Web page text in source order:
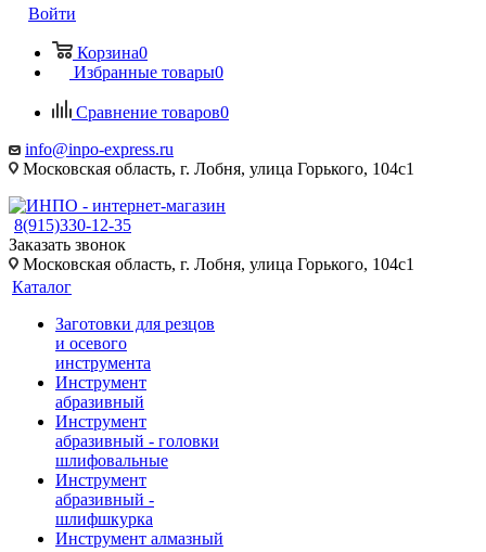
Войти
Корзина0
Избранные товары0
Сравнение товаров0
info@inpo-express.ru
Московская область, г. Лобня, улица Горького, 104с1
8(915)330-12-35
Заказать звонок
Московская область, г. Лобня, улица Горького, 104с1
Каталог
Заготовки для резцов
и осевого
инструмента
Инструмент
абразивный
Инструмент
абразивный - головки
шлифовальные
Инструмент
абразивный -
шлифшкурка
Инструмент алмазный